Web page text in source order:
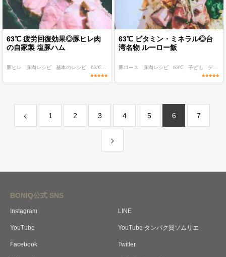
63℃ 疲労回復効果◎豚ヒレ肉
の自家製 塩豚ハム
豚ヒレ 豚肉レシピ 基本のレシピ 63℃ 作り置き
63℃ ビタミン・ミネラル◎台
湾名物 ルーロー飯
豚ロース 豚肉レシピ 63℃ 子ども ディナー
1 2 3 4 5 6 7
BONIQ公式 SNS
Instagram LINE
YouTube YouTube タンパク質ソムリエ
Facebook Twitter